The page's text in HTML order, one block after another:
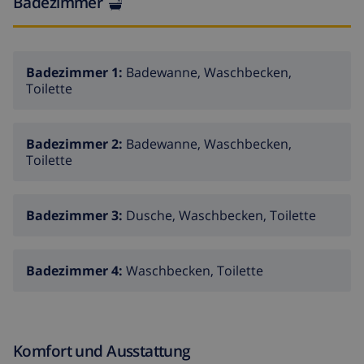
Badezimmer 1: Badewanne, Waschbecken,
Toilette
Badezimmer 2: Badewanne, Waschbecken,
Toilette
Badezimmer 3: Dusche, Waschbecken, Toilette
Badezimmer 4: Waschbecken, Toilette
Komfort und Ausstattung